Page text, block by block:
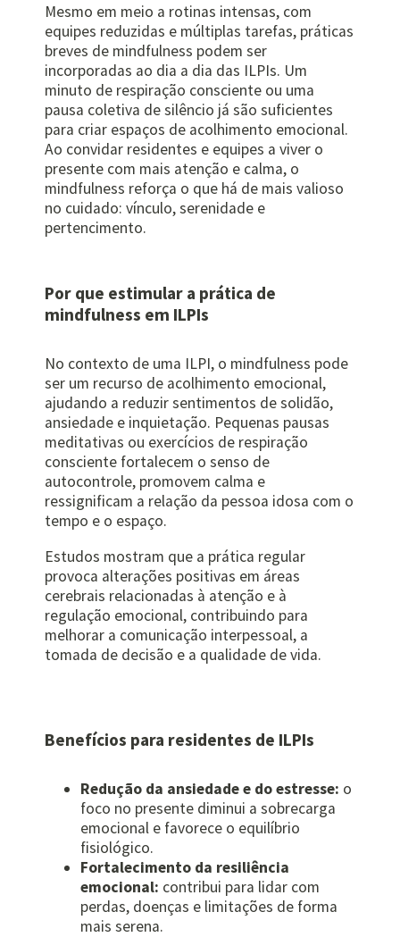
Mesmo em meio a rotinas intensas, com
equipes reduzidas e múltiplas tarefas, práticas
breves de mindfulness podem ser
incorporadas ao dia a dia das ILPIs. Um
minuto de respiração consciente ou uma
pausa coletiva de silêncio já são suficientes
para criar espaços de acolhimento emocional.
Ao convidar residentes e equipes a viver o
presente com mais atenção e calma, o
mindfulness reforça o que há de mais valioso
no cuidado: vínculo, serenidade e
pertencimento.
Por que estimular a prática de
mindfulness em ILPIs
No contexto de uma ILPI, o mindfulness pode
ser um recurso de acolhimento emocional,
ajudando a reduzir sentimentos de solidão,
ansiedade e inquietação. Pequenas pausas
meditativas ou exercícios de respiração
consciente fortalecem o senso de
autocontrole, promovem calma e
ressignificam a relação da pessoa idosa com o
tempo e o espaço.
Estudos mostram que a prática regular
provoca alterações positivas em áreas
cerebrais relacionadas à atenção e à
regulação emocional, contribuindo para
melhorar a comunicação interpessoal, a
tomada de decisão e a qualidade de vida.
Benefícios para residentes de ILPIs
Redução da ansiedade e do estresse: o
foco no presente diminui a sobrecarga
emocional e favorece o equilíbrio
fisiológico.
Fortalecimento da resiliência
emocional: contribui para lidar com
perdas, doenças e limitações de forma
mais serena.